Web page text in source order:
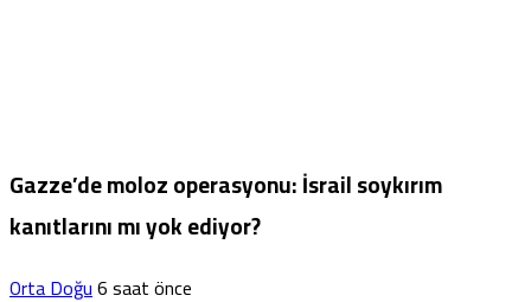
Gazze’de moloz operasyonu: İsrail soykırım
kanıtlarını mı yok ediyor?
Orta Doğu6 saat önce